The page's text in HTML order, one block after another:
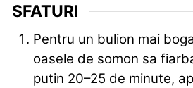
SFATURI
Pentru un bulion mai
oasele de somon sa
putin 20–25 de minute,